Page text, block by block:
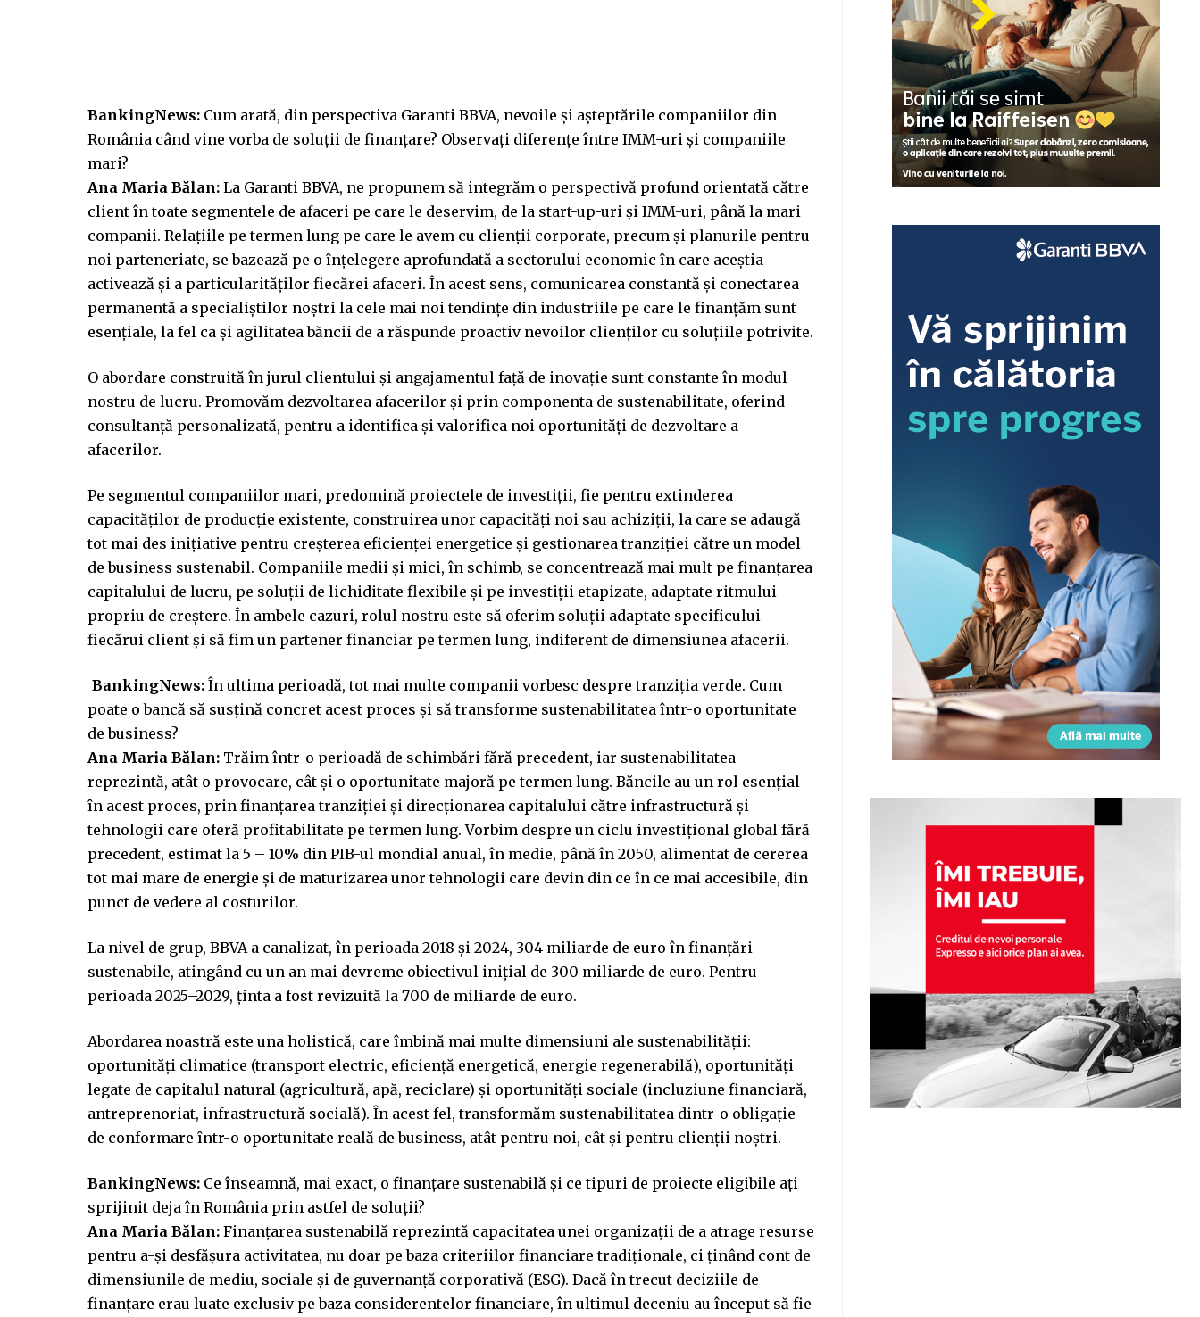
BankingNews: Cum arată, din perspectiva Garanti BBVA, nevoile și așteptările companiilor din
România când vine vorba de soluții de finanțare? Observați diferențe între IMM-uri și companiile
mari?
Ana Maria Bălan: La Garanti BBVA, ne propunem să integrăm o perspectivă profund orientată către
client în toate segmentele de afaceri pe care le deservim, de la start-up-uri și IMM-uri, până la mari
companii. Relațiile pe termen lung pe care le avem cu clienții corporate, precum și planurile pentru
noi parteneriate, se bazează pe o înțelegere aprofundată a sectorului economic în care aceștia
activează și a particularităților fiecărei afaceri. În acest sens, comunicarea constantă și conectarea
permanentă a specialiștilor noștri la cele mai noi tendințe din industriile pe care le finanțăm sunt
esențiale, la fel ca și agilitatea băncii de a răspunde proactiv nevoilor clienților cu soluțiile potrivite.
O abordare construită în jurul clientului și angajamentul față de inovație sunt constante în modul
nostru de lucru. Promovăm dezvoltarea afacerilor și prin componenta de sustenabilitate, oferind
consultanță personalizată, pentru a identifica și valorifica noi oportunități de dezvoltare a
afacerilor.
Pe segmentul companiilor mari, predomină proiectele de investiții, fie pentru extinderea
capacităților de producție existente, construirea unor capacități noi sau achiziții, la care se adaugă
tot mai des inițiative pentru creșterea eficienței energetice și gestionarea tranziției către un model
de business sustenabil. Companiile medii şi mici, în schimb, se concentrează mai mult pe finanțarea
capitalului de lucru, pe soluții de lichiditate flexibile și pe investiții etapizate, adaptate ritmului
propriu de creștere. În ambele cazuri, rolul nostru este să oferim soluții adaptate specificului
fiecărui client și să fim un partener financiar pe termen lung, indiferent de dimensiunea afacerii.
BankingNews: În ultima perioadă, tot mai multe companii vorbesc despre tranziția verde. Cum
poate o bancă să susțină concret acest proces și să transforme sustenabilitatea într-o oportunitate
de business?
Ana Maria Bălan: Trăim într-o perioadă de schimbări fără precedent, iar sustenabilitatea
reprezintă, atât o provocare, cât și o oportunitate majoră pe termen lung. Băncile au un rol esențial
în acest proces, prin finanțarea tranziției și direcționarea capitalului către infrastructură și
tehnologii care oferă profitabilitate pe termen lung. Vorbim despre un ciclu investițional global fără
precedent, estimat la 5 – 10% din PIB-ul mondial anual, în medie, până în 2050, alimentat de cererea
tot mai mare de energie și de maturizarea unor tehnologii care devin din ce în ce mai accesibile, din
punct de vedere al costurilor.
La nivel de grup, BBVA a canalizat, în perioada 2018 și 2024, 304 miliarde de euro în finanţări
sustenabile, atingând cu un an mai devreme obiectivul inițial de 300 miliarde de euro. Pentru
perioada 2025–2029, ținta a fost revizuită la 700 de miliarde de euro.
Abordarea noastră este una holistică, care îmbină mai multe dimensiuni ale sustenabilității:
oportunități climatice (transport electric, eficiență energetică, energie regenerabilă), oportunități
legate de capitalul natural (agricultură, apă, reciclare) și oportunități sociale (incluziune financiară,
antreprenoriat, infrastructură socială). În acest fel, transformăm sustenabilitatea dintr-o obligație
de conformare într-o oportunitate reală de business, atât pentru noi, cât și pentru clienții noștri.
BankingNews: Ce înseamnă, mai exact, o finanțare sustenabilă și ce tipuri de proiecte eligibile ați
sprijinit deja în România prin astfel de soluții?
Ana Maria Bălan: Finanțarea sustenabilă reprezintă capacitatea unei organizații de a atrage resurse
pentru a-și desfășura activitatea, nu doar pe baza criteriilor financiare tradiționale, ci ținând cont de
dimensiunile de mediu, sociale și de guvernanță corporativă (ESG). Dacă în trecut deciziile de
finanțare erau luate exclusiv pe baza considerentelor financiare, în ultimul deceniu au început să fie